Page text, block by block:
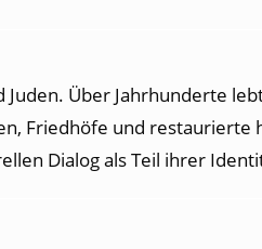
Über Jahrhunderte
Friedhöfe und restaurierte
Dialog als Teil ihrer